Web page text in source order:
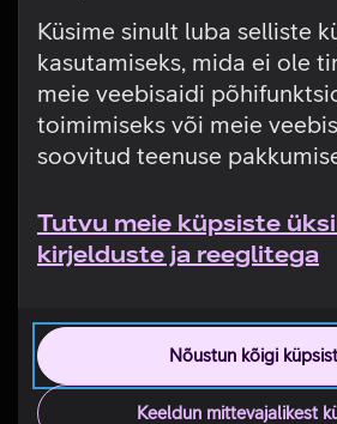
Küsime sinult luba selliste
kasutamiseks, mida ei ole
meie veebisaidi
toimimiseks või meie
soovitud teenuse
Tutvu meie küpsiste
kirjelduste ja reeglitega
Nõustun kõigi
Keeldun mittevajalikest
Tehniline